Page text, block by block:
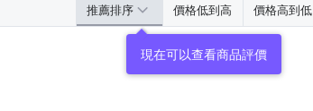
推薦排序 價格低到高 價格高到低
現在可以查看商品評價